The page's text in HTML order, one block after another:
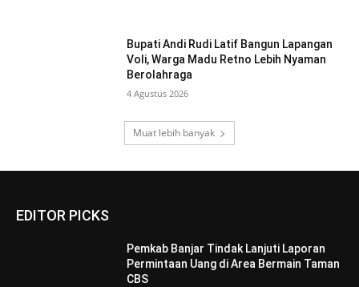
Bupati Andi Rudi Latif Bangun Lapangan
Voli, Warga Madu Retno Lebih Nyaman
Berolahraga
4 Agustus 2026
Muat lebih banyak
EDITOR PICKS
Pemkab Banjar Tindak Lanjuti Laporan
Permintaan Uang di Area Bermain Taman
CBS